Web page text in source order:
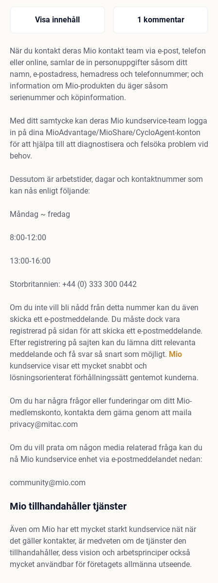
Visa innehåll 1 kommentar
När du kontakt deras Mio kontakt team via e-post, telefon
eller online, samlar de in personuppgifter såsom ditt
namn, e-postadress, hemadress och telefonnummer; och
information om Mio-produkten du äger såsom
serienummer och köpinformation.
Med ditt samtycke kan deras Mio kundservice-team logga
in på dina MioAdvantage/MioShare/CycloAgent-konton
för att hjälpa till att diagnostisera och felsöka problem vid
behov.
Dessutom är arbetstider, dagar och kontaktnummer som
kan nås enligt följande:
Måndag ~ fredag
8:00-12:00
13:00-16:00
Storbritannien: +44 (0) 333 300 0442
Om du inte vill bli nådd från detta nummer kan du även
skicka ett e-postmeddelande. Du måste dock vara
registrerad på sidan för att skicka ett e-postmeddelande.
Efter registrering på sajten kan du lämna ditt relevanta
meddelande och få svar så snart som möjligt. Mio
kundservice visar ett mycket snabbt och
lösningsorienterat förhållningssätt gentemot kunderna.
Om du har några frågor eller funderingar om ditt Mio-
medlemskonto, kontakta dem gärna genom att maila
privacy@mitac.com
Om du vill prata om någon media relaterad fråga kan du
nå Mio kundservice enhet via e-postmeddelandet nedan:
community@mio.com
Mio tillhandahåller tjänster
Även om Mio har ett mycket starkt kundservice nät när
det gäller kontakter, är medveten om de tjänster den
tillhandahåller, dess vision och arbetsprinciper också
mycket användbar för företagets allmänna utseende.